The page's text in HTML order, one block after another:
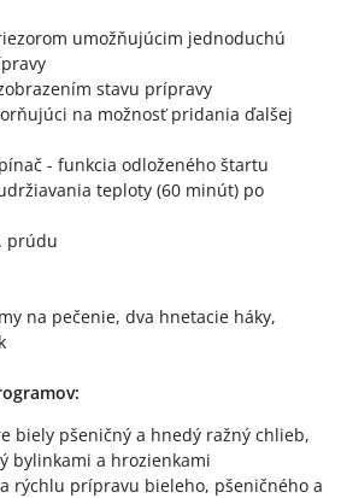
umožňujúcim jednoduchú
stavu prípravy
na možnosť pridania ďalšej
- funkcia odloženého štartu
teploty (60 minút) po
prúdu
na pečenie, dva hnetacie háky,
biely pšeničný a hnedý ražný chlieb,
bylinkami a hrozienkami
rýchlu prípravu bieleho, pšeničného a